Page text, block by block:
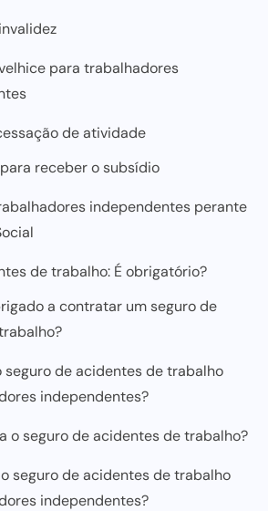
para trabalhadores
de atividade
receber o subsídio
independentes perante
de trabalho: É obrigatório?
a contratar um seguro de
seguro de acidentes de trabalho
independentes?
o seguro de acidentes de trabalho?
seguro de acidentes de trabalho
independentes?